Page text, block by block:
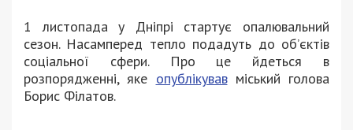
1 листопада у Дніпрі стартує опалювальний
сезон. Насамперед тепло подадуть до об’єктів
соціальної сфери. Про це йдеться в
розпорядженні, яке опублікувавміський голова
Борис Філатов.